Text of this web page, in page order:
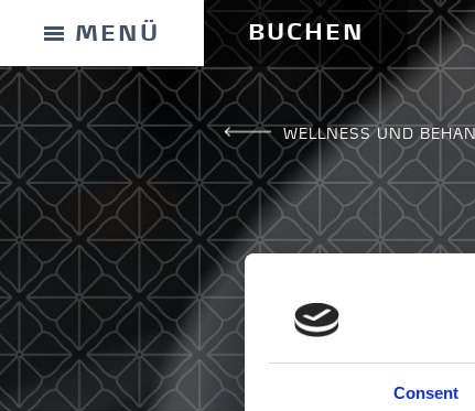
Consent
MENÜ BUCHEN
WELLNESS UND
GESCHENKKARTE